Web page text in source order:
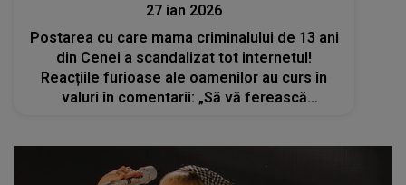
27 ian 2026
Postarea cu care mama criminalului de 13 ani
din Cenei a scandalizat tot internetul!
Reacțiile furioase ale oamenilor au curs în
valuri în comentarii: „Să vă ferească